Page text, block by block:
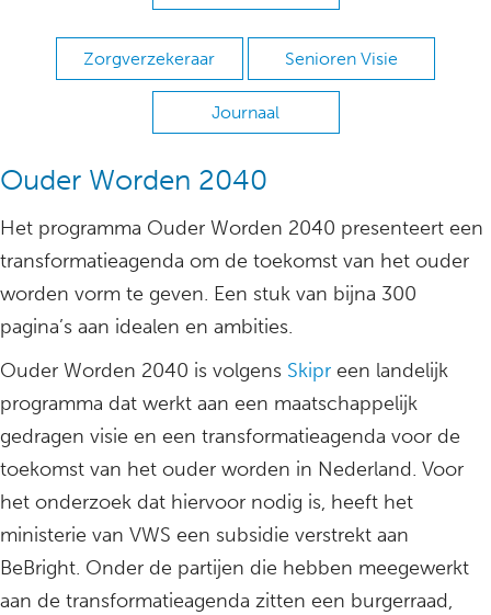
Zorgverzekeraar Senioren Visie
Journaal
Ouder Worden 2040
Het programma Ouder Worden 2040 presenteert een
transformatieagenda om de toekomst van het ouder
worden vorm te geven. Een stuk van bijna 300
pagina’s aan idealen en ambities.
Ouder Worden 2040 is volgens Skipr een landelijk
programma dat werkt aan een maatschappelijk
gedragen visie en een transformatieagenda voor de
toekomst van het ouder worden in Nederland. Voor
het onderzoek dat hiervoor nodig is, heeft het
ministerie van VWS een subsidie verstrekt aan
BeBright. Onder de partijen die hebben meegewerkt
aan de transformatieagenda zitten een burgerraad,